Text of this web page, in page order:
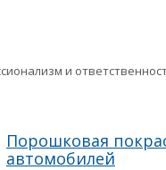
и
Порошковая
автомобилей